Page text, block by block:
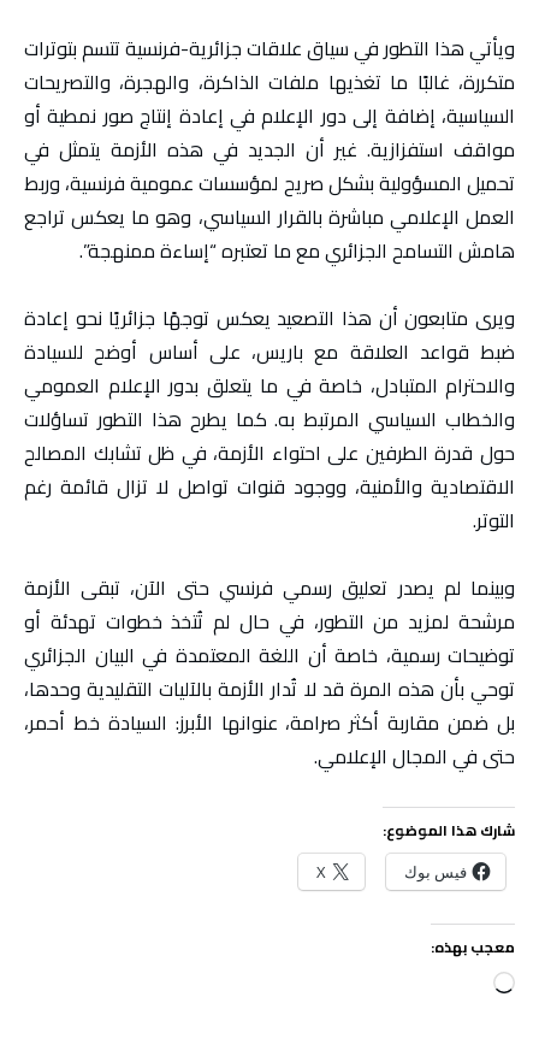
ويأتي هذا التطور في سياق علاقات جزائرية-فرنسية تتسم بتوترات
متكررة، غالبًا ما تغذيها ملفات الذاكرة، والهجرة، والتصريحات
السياسية، إضافة إلى دور الإعلام في إعادة إنتاج صور نمطية أو
مواقف استفزازية. غير أن الجديد في هذه الأزمة يتمثل في
تحميل المسؤولية بشكل صريح لمؤسسات عمومية فرنسية، وربط
العمل الإعلامي مباشرة بالقرار السياسي، وهو ما يعكس تراجع
هامش التسامح الجزائري مع ما تعتبره “إساءة ممنهجة”.
ويرى متابعون أن هذا التصعيد يعكس توجهًا جزائريًا نحو إعادة
ضبط قواعد العلاقة مع باريس، على أساس أوضح للسيادة
والاحترام المتبادل، خاصة في ما يتعلق بدور الإعلام العمومي
والخطاب السياسي المرتبط به. كما يطرح هذا التطور تساؤلات
حول قدرة الطرفين على احتواء الأزمة، في ظل تشابك المصالح
الاقتصادية والأمنية، ووجود قنوات تواصل لا تزال قائمة رغم
التوتر.
وبينما لم يصدر تعليق رسمي فرنسي حتى الآن، تبقى الأزمة
مرشحة لمزيد من التطور، في حال لم تُتخذ خطوات تهدئة أو
توضيحات رسمية، خاصة أن اللغة المعتمدة في البيان الجزائري
توحي بأن هذه المرة قد لا تُدار الأزمة بالآليات التقليدية وحدها،
بل ضمن مقاربة أكثر صرامة، عنوانها الأبرز: السيادة خط أحمر،
حتى في المجال الإعلامي.
شارك هذا الموضوع:
فيس بوك X
معجب بهذه:
جاري